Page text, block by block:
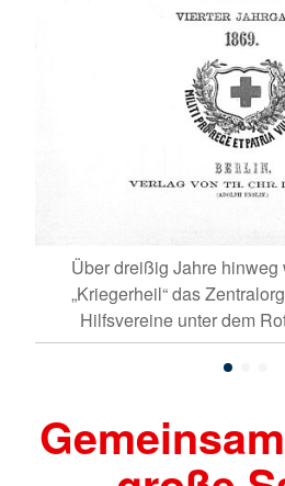
Über dreißig Jahre hinweg
„Kriegerheil“ das
Hilfsvereine unter dem